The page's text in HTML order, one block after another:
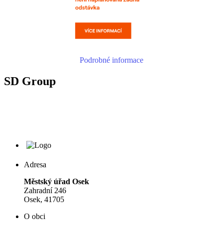
Podrobné informace
SD Group
Adresa
Městský úřad Osek
Zahradní 246
Osek, 41705
O obci